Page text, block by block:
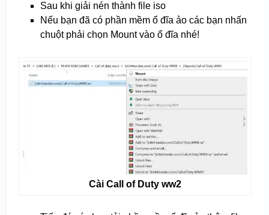
Sau khi giải nén thành file iso
Nếu bạn đã có phần mềm ổ đĩa ảo các bạn nhấn
chuột phải chọn Mount vào ổ đĩa nhé!
Cài Call of Duty ww2